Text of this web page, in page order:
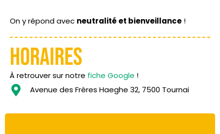
On y répond avec neutralité et bienveillance !
HORAIRES
À retrouver sur notre fiche Google !
Avenue des Frères Haeghe 32, 7500 Tournai